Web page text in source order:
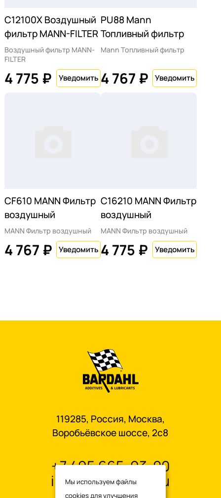
C12100X Воздушный
фильтр MANN-FILTER
Воздушный фильтр MANN-
FILTER
4 775 ₽
PU88 Mann
Топливный фильтр
Mann Топливный фильтр
4 767 ₽
CF610 MANN Фильтр
воздушный
MANN Фильтр воздушный
4 767 ₽
C16210 MANN Фильтр
воздушный
MANN Фильтр воздушный
4 775 ₽
119285, Россия, Москва,
Воробьёвское шоссе, 2с8
+7 495 665-93-00
info@oilbardahl.ru
Мы используем файлы
cookies для улучшения